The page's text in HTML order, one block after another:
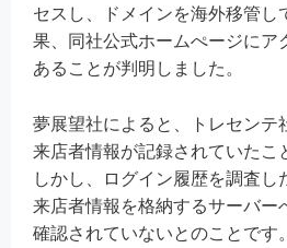
セスし、ドメインを海外移管し
果、同社公式ホームぺージにア
あることが判明しました。
夢展望社によると、トレセンテ
来店者情報が記録されていたこ
しかし、ログイン履歴を調査し
来店者情報を格納するサーバー
確認されていないとのことです。